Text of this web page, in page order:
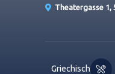
Theatergasse 1,
Griechisch